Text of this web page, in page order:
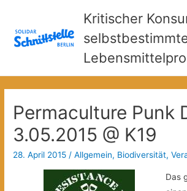
Kritischer
Permaculture Punk
3.05.2015 @ K19
28. April 2015 /Allgemein, Biodiversität,
Das